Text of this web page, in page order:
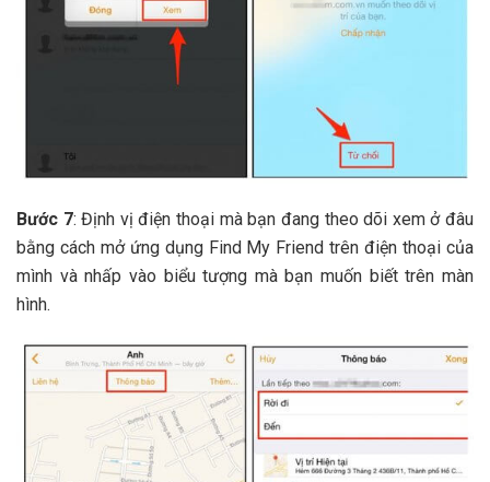
Bước 7: Định vị điện thoại mà bạn đang theo dõi xem ở đâu
bằng cách mở ứng dụng Find My Friend trên điện thoại của
mình và nhấp vào biểu tượng mà bạn muốn biết trên màn
hình.